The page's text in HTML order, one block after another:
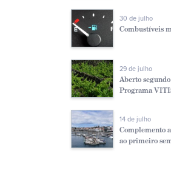
30 de julho
Combustíveis
29 de julho
Aberto
Programa
14 de julho
Complemento
ao primeiro